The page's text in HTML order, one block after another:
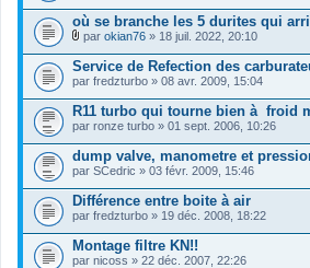
où se branche les 5 durites qui
F
i
c
h
i
e
r
s
)
j
o
i
n
t
(
s
par okian76 » 18 juil. 2022, 20:10
Service de Refection des
par fredzturbo » 08 avr. 2009, 15:04
R11 turbo qui tourne bien à froid
par ronze turbo » 01 sept. 2006, 10:26
dump valve, manometre et
par SCedric » 03 févr. 2009, 15:46
Différence entre boite à air
par fredzturbo » 19 déc. 2008, 18:22
Montage filtre KN!!
par nicoss » 22 déc. 2007, 22:26